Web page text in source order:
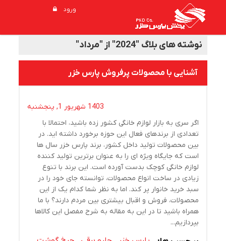
ورود
نوشته های بلاگ "2024" از "مرداد"
آشنایی با محصولات پرفروش پارس خزر
1403 شهریور 1, پنجشنبه
اگر سری به بازار لوازم خانگی کشور زده باشید، احتمالا با
تعدادی از برندهای فعال این حوزه برخورد داشته اید. در
بین محصولات تولید داخل کشور، برند پارس خزر سال ها
است که جایگاه ویژه ای را به عنوان برترین تولید کننده
لوازم خانگی کوچک بدست آورده است. این برند با تنوع
زیادی در ساخت انواع محصولات، توانسته جای خود را در
سبد خرید خانوار پر کند. اما به نظر شما کدام یک از این
محصولات، فروش و اقبال بیشتری بین مردم دارند؟ با ما
همراه باشید تا در این به مقاله به شرح مفصل این کالاها
بپردازیم...